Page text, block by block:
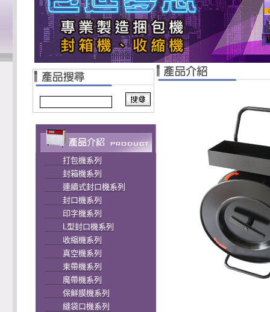
打包機系列
封箱機系列
連續式封口機系列
封口機系列
印字機系列
L型封口機系列
收縮機系列
真空機系列
束帶機系列
魔帶機系列
保鮮膜機系列
縫袋口機系列